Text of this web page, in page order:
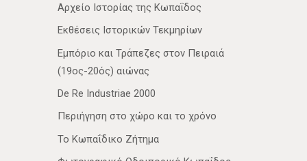
Αρχείο Ιστορίας της Κωπαΐδος
Εκθέσεις Ιστορικών Τεκμηρίων
Εμπόριο και Τράπεζες στον Πειραιά
(19ος-20ός) αιώνας
De Re Industriae 2000
Περιήγηση στο χώρο και το χρόνο
Το Κωπαΐδικο Ζήτημα